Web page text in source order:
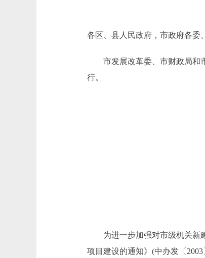
各区、县人民政府，市政府各委
市发展改革委、市财政局和市
行。
为进一步加强对市级机关新建
项目建设的通知》(中办发〔